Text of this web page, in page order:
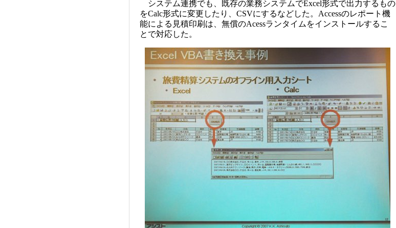
システム連携でも、既存の業務システムでExcel形式で出力するもの
をCalc形式に変更したり、CSVにするなどした。Accessのレポート機
能による見積印刷は、無償のAcessランタイムをインストールするこ
とで対応した。